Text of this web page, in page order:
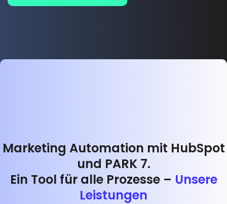
Marketing Automation mit HubSpot
und PARK 7.
Ein Tool für alle Prozesse – Unsere
Leistungen